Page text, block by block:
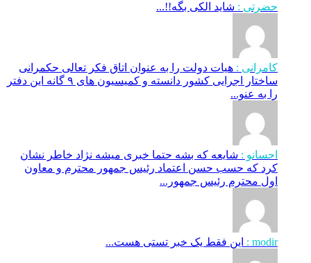
حضرتی : شاید الکی بگه!!...
کامرانی : هیات دولت را به عنوان اتاق فکر تعالی حکمرانی
ساختار اجرایی کشور دانسته و کمیسیون های ۹ گانه این دفتر
را به عنو...
احسانو : شایعه که بشه حتما خبری میشه نژاد خاطر نشان
کرد که حسب حسن اعتماد رئیس جمهور محترم و معاون
اول محترم رئیس جمهور...
modir : این فقط یک خبر تستی هست...